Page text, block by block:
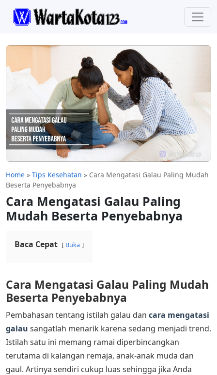
Home » Tips Kesehatan » Cara Mengatasi Galau Paling Mudah
Beserta Penyebabnya
Cara Mengatasi Galau Paling
Mudah Beserta Penyebabnya
Baca Cepat Buka
Cara Mengatasi Galau Paling Mudah
Beserta Penyebabnya
Pembahasan tentang istilah galau dan cara mengatasi
galau sangatlah menarik karena sedang menjadi trend.
Istilah satu ini memang ramai diperbincangkan
terutama di kalangan remaja, anak-anak muda dan
gaul. Artinya sendiri cukup luas sehingga jika Anda